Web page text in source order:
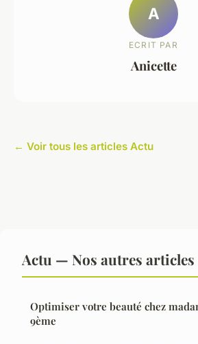
A
ECRIT PAR
Anicette
← Voir tous les articles Actu
Actu — Nos autres articles
Optimiser votre beauté chez
9ème